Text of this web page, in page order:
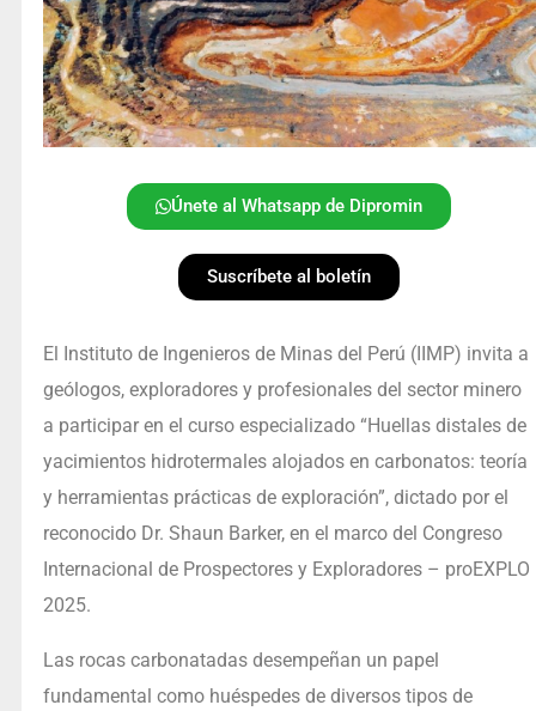
Únete al Whatsapp de Dipromin
Suscríbete al boletín
El Instituto de Ingenieros de Minas del Perú (IIMP) invita a
geólogos, exploradores y profesionales del sector minero
a participar en el curso especializado “Huellas distales de
yacimientos hidrotermales alojados en carbonatos: teoría
y herramientas prácticas de exploración”, dictado por el
reconocido Dr. Shaun Barker, en el marco del Congreso
Internacional de Prospectores y Exploradores – proEXPLO
2025.
Las rocas carbonatadas desempeñan un papel
fundamental como huéspedes de diversos tipos de